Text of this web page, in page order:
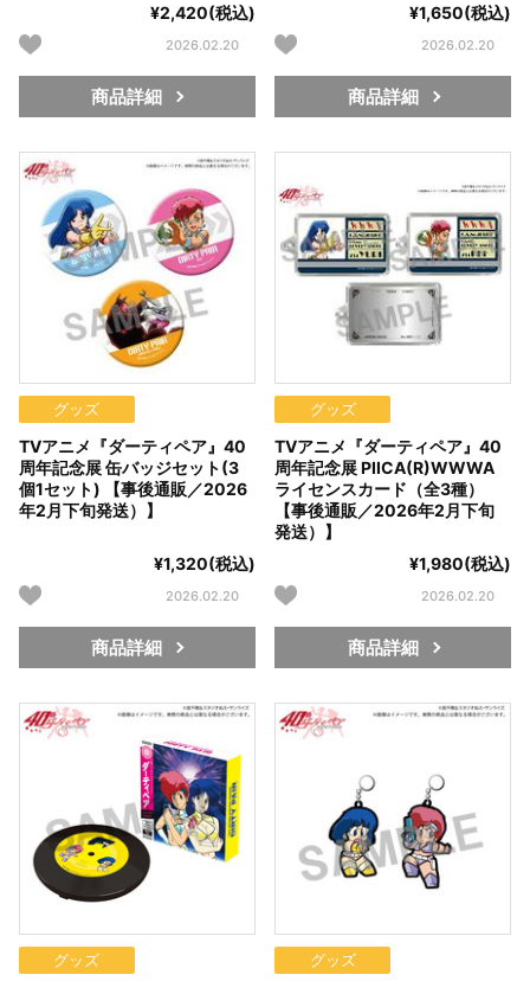
¥2,420(税込)
2026.02.20
商品詳細
¥1,650(税込)
2026.02.20
商品詳細
グッズ
TVアニメ『ダーティペア』40
周年記念展 缶バッジセット(3
個1セット) 【事後通販／2026
年2月下旬発送）】
¥1,320(税込)
2026.02.20
商品詳細
グッズ
TVアニメ『ダーティペア』40
周年記念展 PIICA(R)WWWA
ライセンスカード（全3種）
【事後通販／2026年2月下旬
発送）】
¥1,980(税込)
2026.02.20
商品詳細
グッズ グッズ